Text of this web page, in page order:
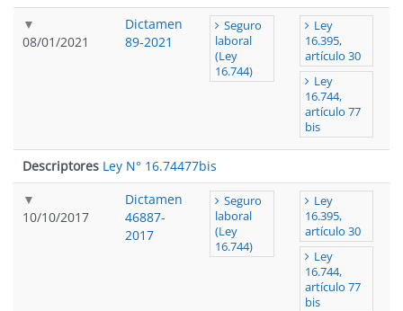
08/01/2021
Dictamen
89-2021
Seguro
laboral
(Ley
16.744)
Ley
16.395,
artículo 30
Ley
16.744,
artículo 77
bis
Descriptores Ley N° 16.74477bis
10/10/2017
Dictamen
46887-
2017
Seguro
laboral
(Ley
16.744)
Ley
16.395,
artículo 30
Ley
16.744,
artículo 77
bis